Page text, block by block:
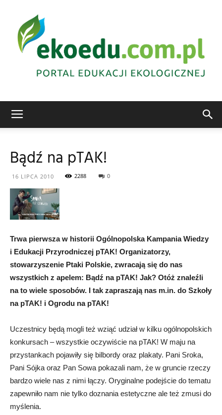
Bądź na pTAK!
16 LIPCA 2010 2288 0
Trwa pierwsza w historii Ogólnopolska Kampania Wiedzy
i Edukacji Przyrodniczej pTAK! Organizatorzy,
stowarzyszenie Ptaki Polskie, zwracają się do nas
wszystkich z apelem: Bądź na pTAK! Jak? Otóż znaleźli
na to wiele sposobów. I tak zapraszają nas m.in. do Szkoły
na pTAK! i Ogrodu na pTAK!
Uczestnicy będą mogli też wziąć udział w kilku ogólnopolskich
konkursach – wszystkie oczywiście na pTAK! W maju na
przystankach pojawiły się bilbordy oraz plakaty. Pani Sroka,
Pani Sójka oraz Pan Sowa pokazali nam, że w gruncie rzeczy
bardzo wiele nas z nimi łączy. Oryginalne podejście do tematu
zapewniło nam nie tylko doznania estetyczne ale też zmusi do
myślenia.